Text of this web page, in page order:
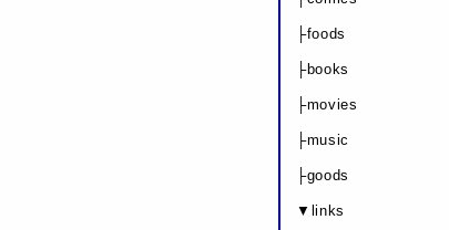
├foods
├books
├movies
├music
├goods
▼links